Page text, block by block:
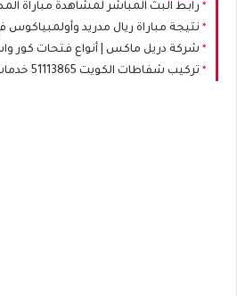
رابط البث المباشر لمشاهدة مباراة
نتيجة مباراة ريال مدريد وأولمبياكوس في
شركة دريل ماكس | أنواع فتحات كور واستخداماتها
تركيب شفاطات الكويت 51113865 خدمات احترافية مع أبو أحمد